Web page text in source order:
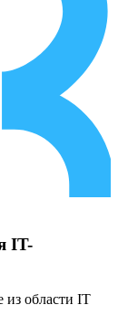
IT-
из области IT